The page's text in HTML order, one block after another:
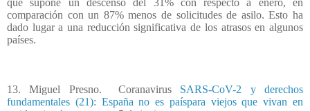
comparación con un 87% menos de solicitudes de asilo. Esto ha
dado lugar a una reducción significativa de los atrasos en algunos
países.
13. Miguel Presno. Coranavirus SARS-CoV-2 y derechos
fundamentales (21): España no es paíspara viejos que vivan en